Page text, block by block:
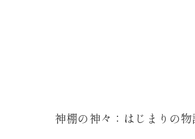
神棚の神々：はじまりの